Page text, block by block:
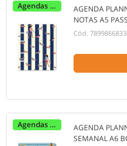
Agendas 2027
AGENDA
NOTAS A5
Cód.
Agendas 2027
AGENDA
SEMANAL A6